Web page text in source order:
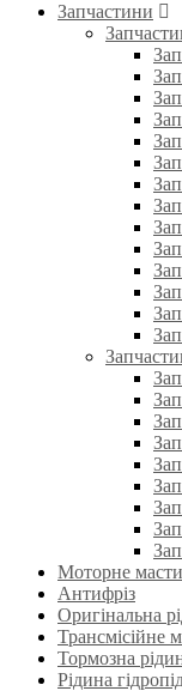
Запчастини
Моторне
Антифріз
Оригінальна
Трансмісійне
Тормозна
Рідина